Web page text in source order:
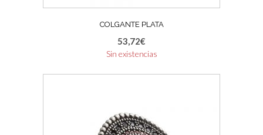
COLGANTE PLATA
53,72€
Sin existencias